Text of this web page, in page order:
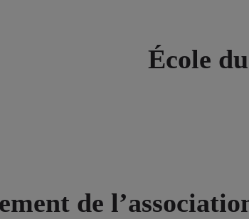
École
de